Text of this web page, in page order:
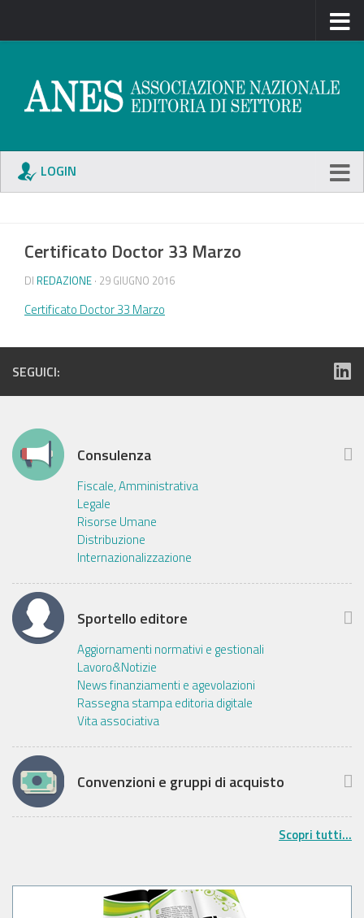
LOGIN
Certificato Doctor 33 Marzo
DI REDAZIONE · 29 GIUGNO 2016
Certificato Doctor 33 Marzo
SEGUICI:
Consulenza
Fiscale, Amministrativa
Legale
Risorse Umane
Distribuzione
Internazionalizzazione
Sportello editore
Aggiornamenti normativi e gestionali
Lavoro&Notizie
News finanziamenti e agevolazioni
Rassegna stampa editoria digitale
Vita associativa
Convenzioni e gruppi di acquisto
Scopri tutti...